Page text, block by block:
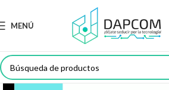
MENÚ